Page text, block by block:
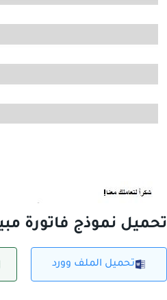
تحميل نموذج فاتورة
تحميل الملف وورد